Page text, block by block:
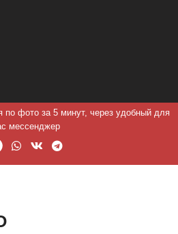
по фото за 5 минут, через удобный для
мессенджер